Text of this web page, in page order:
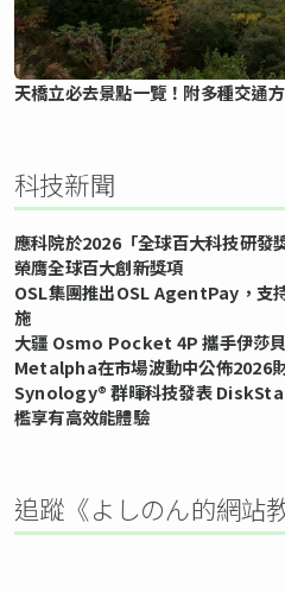
天橋立必去景點一覽！附多種交通
科技新聞
應科院於2026「全球百大科技研發
榮膺全球百大創新獎項
OSL集團推出OSL AgentPay，支
施
大疆 Osmo Pocket 4P 攜手伊莎
Metalpha在市場波動中公佈2026
Synology® 群暉科技發表
檻享有高效能體驗
追蹤《よしのん的網站